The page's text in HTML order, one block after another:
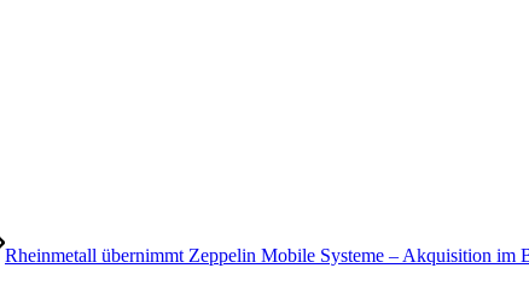
Rheinmetall übernimmt Zeppelin Mobile Systeme – Akquisition im